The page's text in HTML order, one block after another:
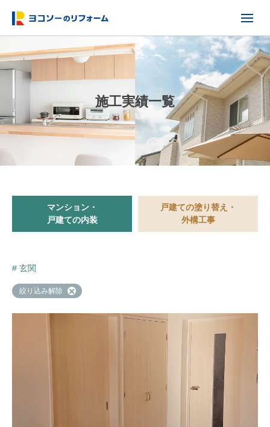
施工実績一覧
マンション・
戸建ての内装
戸建ての塗り替え・
外構工事
# 玄関
絞り込み解除